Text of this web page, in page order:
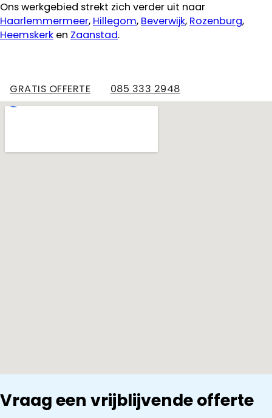
Ons werkgebied strekt zich verder uit naar
Haarlemmermeer, Hillegom, Beverwijk, Rozenburg,
Heemskerk en Zaanstad.
GRATIS OFFERTE 085 333 2948
Vraag een vrijblijvende offerte